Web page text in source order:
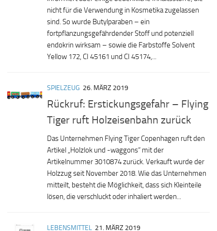
nicht für die Verwendung in Kosmetika zugelassen
sind. So wurde Butylparaben – ein
fortpflanzungsgefährdender Stoff und potenziell
endokrin wirksam – sowie die Farbstoffe Solvent
Yellow 172, CI 45161 und CI 45174,...
SPIELZEUG 26. MÄRZ 2019
Rückruf: Erstickungsgefahr – Flying
Tiger ruft Holzeisenbahn zurück
Das Unternehmen Flying Tiger Copenhagen ruft den
Artikel „Holzlok und -waggons“ mit der
Artikelnummer 3010874 zurück. Verkauft wurde der
Holzzug seit November 2018. Wie das Unternehmen
mitteilt, besteht die Möglichkeit, dass sich Kleinteile
lösen, die verschluckt oder inhaliert werden...
LEBENSMITTEL 21. MÄRZ 2019